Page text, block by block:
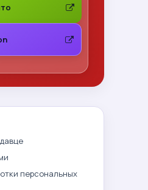
персональных